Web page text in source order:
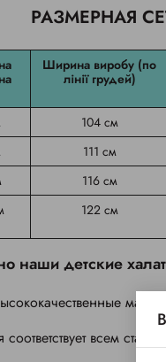
РАЗМЕРНАЯ
Ширина виробу (по
лінії грудей)
104 см
111 см
116 см
122 см
наши детские
всем